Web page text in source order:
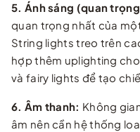
5. Ánh sáng (quan
quan trọng nhất của
String lights treo trên
hợp thêm uplighting
và fairy lights để tạo
6. Âm thanh: Không
âm nên cần hệ thống